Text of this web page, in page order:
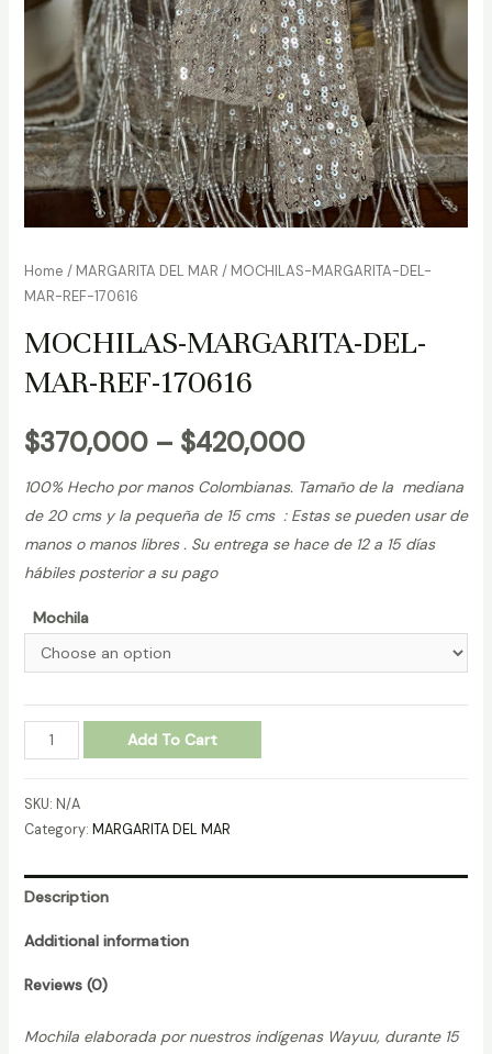
Home / MARGARITA DEL MAR / MOCHILAS-MARGARITA-DEL-
MAR-REF-170616
MOCHILAS-MARGARITA-DEL-
MAR-REF-170616
$370,000– $420,000
100% Hecho por manos Colombianas. Tamaño de la mediana
de 20 cms y la pequeña de 15 cms : Estas se pueden usar de
manos o manos libres . Su entrega se hace de 12 a 15 días
hábiles posterior a su pago
Mochila
MOCHILAS-
MARGARITA-
MAR-
170616
quantity
Add To Cart
SKU: N/A
Category: MARGARITA DEL MAR
Description
Additional information
Reviews (0)
Mochila elaborada por nuestros indígenas Wayuu, durante 15